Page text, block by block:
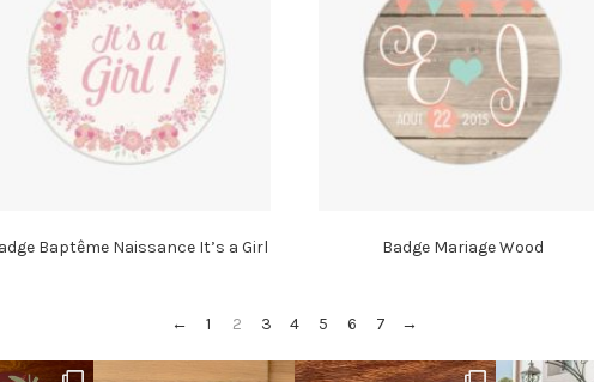
Baptême Naissance It’s a Girl Badge Mariage Wood
← 1 2 3 4 5 6 7 →